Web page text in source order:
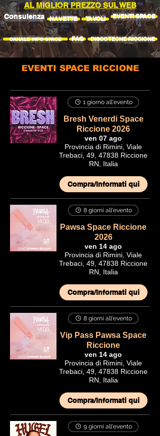
AL MIGLIOR PREZZO SUL WEB
Consulenza NAVETTE TAVOLI EVENTI SPACE
CANALE INFO SPACE FAQ DISCOTECHE RICCIONE
EVENTI SPACE RICCIONE
1 giorno all'evento
Bresh Venerdi Space
Riccione 2026
ven 07 ago
Provincia di Rimini, Viale
Trebaci, 49, 47838 Riccione
RN, Italia
Compra/Informati qui
8 giorni all'evento
Pawsa Space Riccione
2026
ven 14 ago
Provincia di Rimini, Viale
Trebaci, 49, 47838 Riccione
RN, Italia
Compra/Informati qui
8 giorni all'evento
Vip Pass Pawsa Space
Riccione
ven 14 ago
Provincia di Rimini, Viale
Trebaci, 49, 47838 Riccione
RN, Italia
Compra/Informati qui
9 giorni all'evento